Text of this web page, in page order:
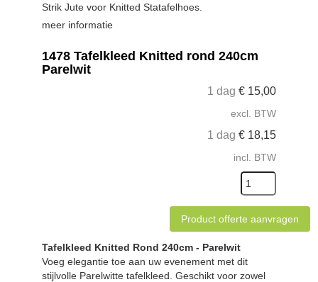
Strik Jute voor Knitted Statafelhoes.
meer informatie
1478 Tafelkleed Knitted rond 240cm
Parelwit
1 dag € 15,00
excl. BTW
1 dag € 18,15
incl. BTW
Product offerte aanvragen
Tafelkleed Knitted Rond 240cm - Parelwit
Voeg elegantie toe aan uw evenement met dit
stijlvolle Parelwitte tafelkleed. Geschikt voor zowel